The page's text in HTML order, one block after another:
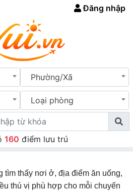
Đăng nhập
Phường/Xã
Loại phòng
160 điểm lưu trú
tìm thấy nơi ở, địa điểm ăn uống,
thú vị phù hợp cho mỗi chuyến